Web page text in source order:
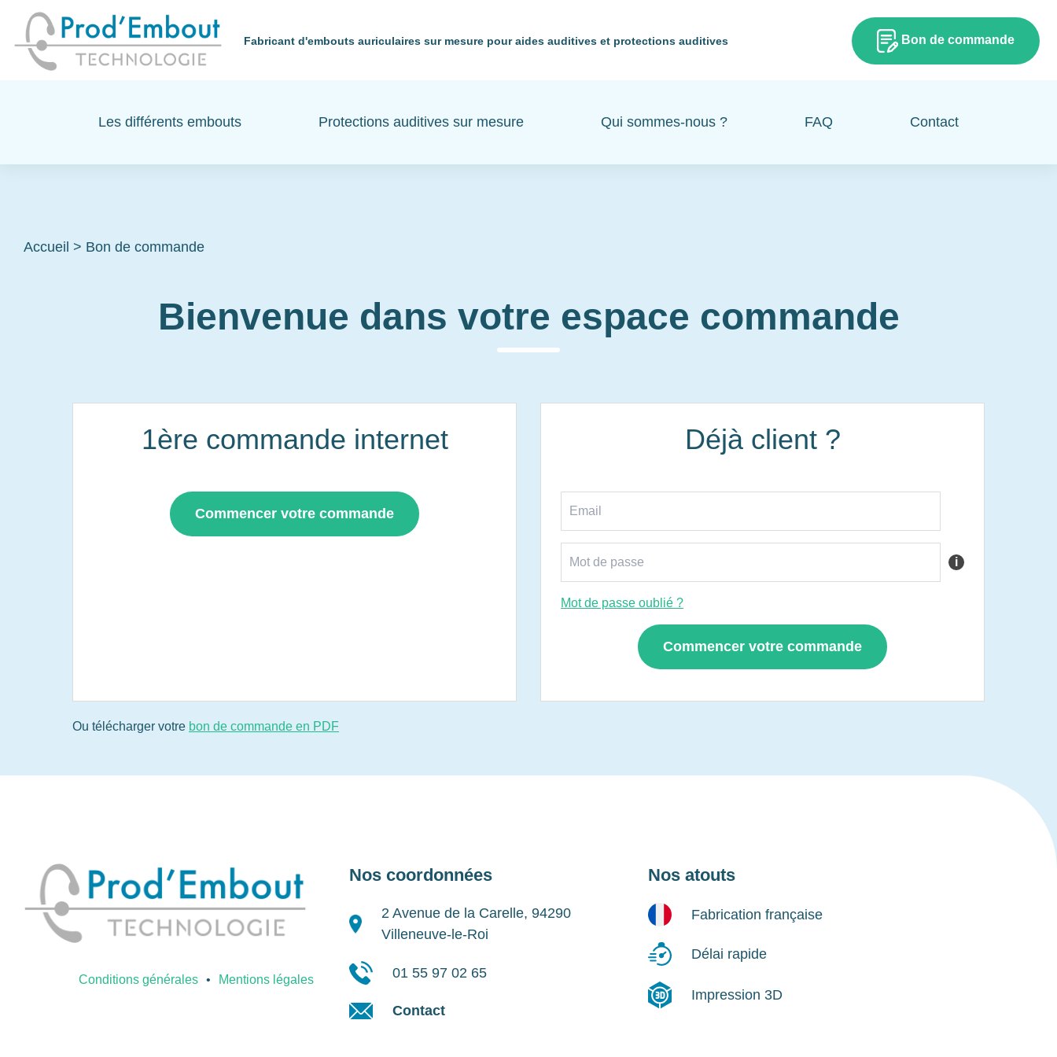
Fabricant d'embouts auriculaires sur mesure pour aides auditives et protections auditives Bon de commande
Les différents embouts Protections auditives sur mesure Qui sommes-nous ? FAQ Contact
Accueil > Bon de commande
Bienvenue dans votre espace commande
1ère commande internet
Commencer votre commande
Déjà client ?
i
Mot de passe oublié ?
Ou télécharger votre bon de commande en PDF
Conditions générales Mentions légales
Nos coordonnées
2 Avenue de la Carelle, 94290
Villeneuve-le-Roi
01 55 97 02 65
Contact
Nos atouts
Fabrication française
Délai rapide
Impression 3D